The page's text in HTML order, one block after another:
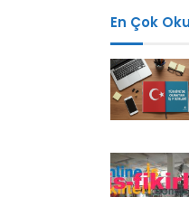
En Çok